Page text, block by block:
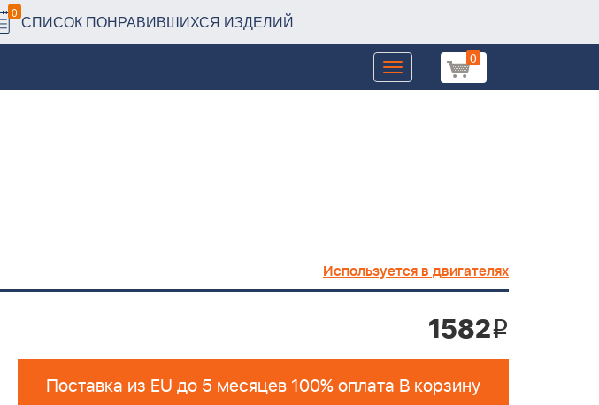
0 СПИСОК ПОНРАВИВШИХСЯ ИЗДЕЛИЙ
0
Toggle
navigation
Используется в двигателях
1582i
Поставка из EU до 5 месяцев 100% оплата В корзину